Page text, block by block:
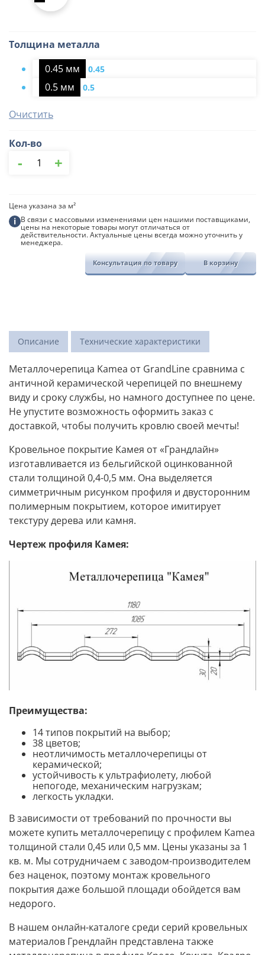
Толщина металла
0.45 мм
0.45
0.5 мм 0.5
Очистить
Кол-во
товара
- +
Цена указана за м²
i В связи с массовыми изменениями цен нашими поставщиками,
цены на некоторые товары могут отличаться от
действительности. Актуальные цены всегда можно уточнить у
менеджера.
Консультация по товару В корзину
Описание Технические характеристики
Металлочерепица Kamea от GrandLine сравнима с
античной керамической черепицей по внешнему
виду и сроку службы, но намного доступнее по цене.
Не упустите возможность оформить заказ с
доставкой, чтобы получить кровлю своей мечты!
Кровельное покрытие Камея от «Грандлайн»
изготавливается из бельгийской оцинкованной
стали толщиной 0,4-0,5 мм. Она выделяется
симметричным рисунком профиля и двусторонним
полимерным покрытием, которое имитирует
текстуру дерева или камня.
Чертеж профиля Камея:
Преимущества:
14 типов покрытий на выбор;
38 цветов;
неотличимость металлочерепицы от
керамической;
устойчивость к ультрафиолету, любой
непогоде, механическим нагрузкам;
легкость укладки.
В зависимости от требований по прочности вы
можете купить металлочерепицу с профилем Kamea
толщиной стали 0,45 или 0,5 мм. Цены указаны за 1
кв. м. Мы сотрудничаем с заводом-производителем
без наценок, поэтому монтаж кровельного
покрытия даже большой площади обойдется вам
недорого.
В нашем онлайн-каталоге среди серий кровельных
материалов Грендлайн представлена также